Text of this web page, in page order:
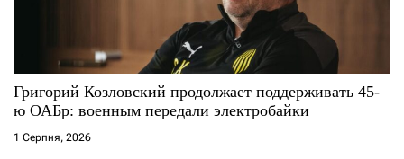
Григорий Козловский продолжает поддерживать 45-
ю ОАБр: военным передали электробайки
1 Серпня, 2026